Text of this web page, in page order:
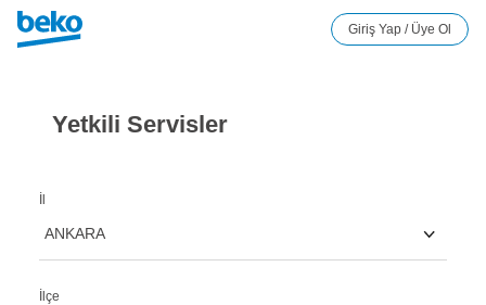
Yetkili Servisler
İlçe